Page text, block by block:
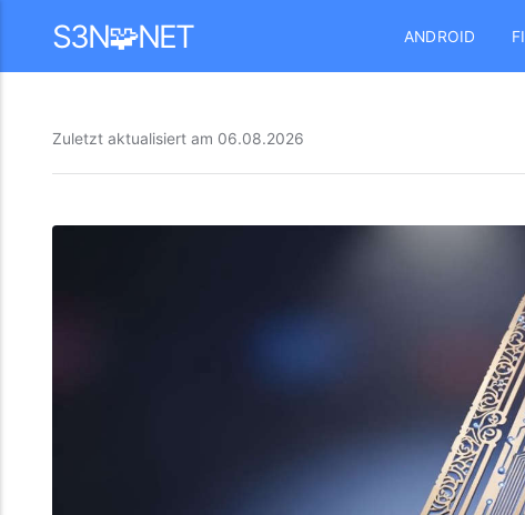
S3N🧩NET ANDROID
Zuletzt aktualisiert am 06.08.2026